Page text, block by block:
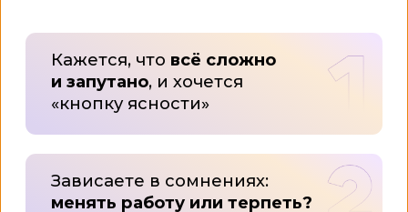
Каждый день вы откладываете
время, деньги и силы. Таро
помогает перестать гадать
на кофейной гуще и получать
ясность за 10 минут.
Хочу ясности!